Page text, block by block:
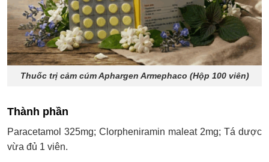
Thuốc trị cảm cúm Aphargen Armephaco (Hộp 100 viên)
Thành phần
Paracetamol 325mg; Clorpheniramin maleat 2mg; Tá dược
vừa đủ 1 viên.